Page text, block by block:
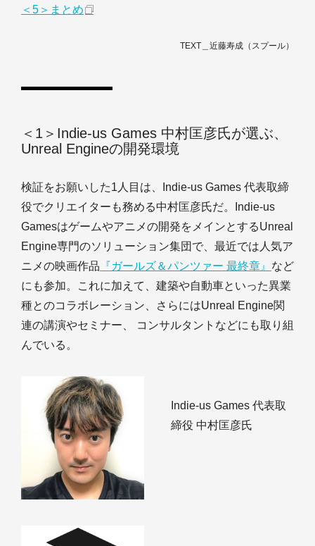
＜5＞まとめ
TEXT＿近藤寿成（スプール）
＜1＞Indie-us Games 中村匡彦氏が選ぶ、
Unreal Engineの開発環境
検証をお願いした1人目は、Indie-us Games 代表取締
役でクリエイターも務める中村匡彦氏だ。Indie-us
Gamesはゲームやアニメの開発をメインとするUnreal
Engine専門のソリューション集団で、最近では人気ア
ニメの映画作品 『ガールズ＆パンツァー 最終章』 など
にも参加。これに加えて、建築や自動車といった異業
種とのコラボレーション、さらにはUnreal Engine関
連の講演やセミナー、 コンサルタントなどにも取り組
んでいる。
Indie-us Games 代表取
締役 中村匡彦氏